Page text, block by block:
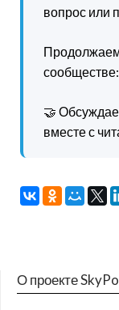
вопрос или
Продолжаем
сообществе:
🤝
вместе с
О проекте